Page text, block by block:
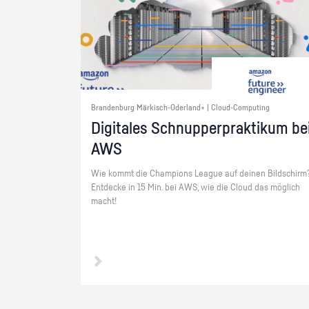
Brandenburg Märkisch-Oderland+ | Cloud-Computing
Di­gi­ta­les Schnup­per­prak­ti­kum
AWS
Wie kommt die Cham­pi­ons Le­ague auf dei­nen
Ent­de­cke in 15 Min. bei AWS, wie die Cloud das mög­lich
macht!